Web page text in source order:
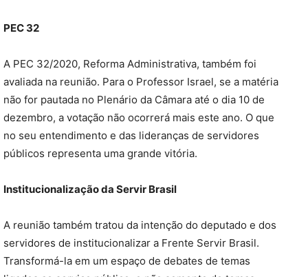
PEC 32
A PEC 32/2020, Reforma Administrativa, também foi
avaliada na reunião. Para o Professor Israel, se a matéria
não for pautada no Plenário da Câmara até o dia 10 de
dezembro, a votação não ocorrerá mais este ano. O que
no seu entendimento e das lideranças de servidores
públicos representa uma grande vitória.
Institucionalização da Servir Brasil
A reunião também tratou da intenção do deputado e dos
servidores de institucionalizar a Frente Servir Brasil.
Transformá-la em um espaço de debates de temas